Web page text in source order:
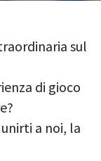
di gioco
a noi, la